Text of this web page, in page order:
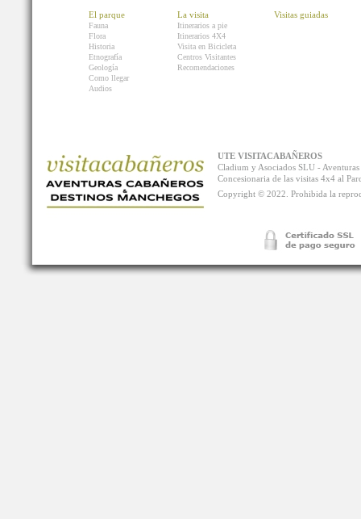
El parque
Fauna
Flora
Historia
Etnografía
Geología
Como llegar
Audios
La visita
Itinerarios a pie
Itinerarios 4X4
Visita en Bicicleta
Centros Visitantes
Recomendaciones
Visitas guiadas
UTE VISITACABAÑEROS
Cladium y Asociados SLU -
Concesionaria de las visitas 4x4 al
Copyright © 2022. Prohibida la